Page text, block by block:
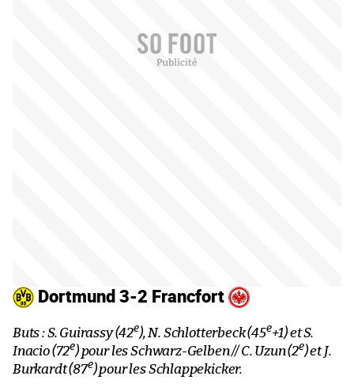
Dortmund 3-2 Francfort
Buts : S. Guirassy (42e), N. Schlotterbeck (45e+1) et S.
Inacio (72e) pour les Schwarz-Gelben // C. Uzun (2e) et J.
Burkardt (87e) pour les Schlappekicker.